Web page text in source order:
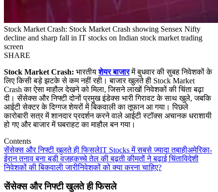
Stock Market Crash: Stock Market Crash showing Sensex Nifty
decline and sharp fall in IT stocks on Indian stock market trading
screen
SHARE
Stock Market Crash: भारतीयशेयर बाजारमें बुधवार की सुबह निवेशकों के
लिए किसी बड़े झटके से कम नहीं रही। बाजार खुलते ही Stock Market
Crash का ऐसा माहौल देखने को मिला, जिसने लाखों निवेशकों की चिंता बढ़ा
दी। सेंसेक्स और निफ्टी दोनों प्रमुख इंडेक्स भारी गिरावट के साथ खुले, जबकि
आईटी सेक्टर के दिग्गज शेयरों में बिकवाली का तूफान आ गया। पिछले
कारोबारी सत्र में शानदार प्रदर्शन करने वाले आईटी स्टॉक्स अचानक धराशायी
हो गए और बाजार में घबराहट का माहौल बन गया।
Contents
सेंसेक्स और निफ्टी खुलते ही फिसलेIT Stocks में सबसे ज्यादा तबाहीअमेरिका-
ईरान तनाव बना बड़ी वजहकच्चे तेल की बढ़ती कीमतों ने बढ़ाई चिंताविदेशी
निवेशकों की बिकवाली जारीनिवेशकों को क्या करना चाहिए?
सेंसेक्स और निफ्टी खुलते ही फिसले